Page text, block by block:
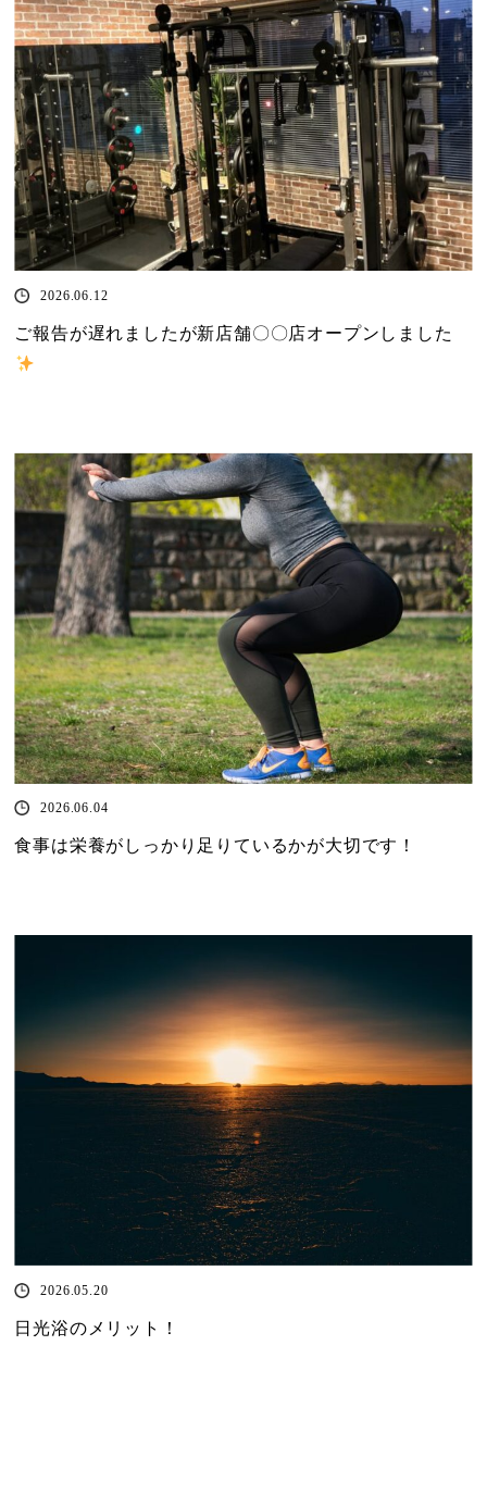
2026.06.12
ご報告が遅れましたが新店舗〇〇店オープンしました
2026.06.04
食事は栄養がしっかり足りているかが大切です！
2026.05.20
日光浴のメリット！